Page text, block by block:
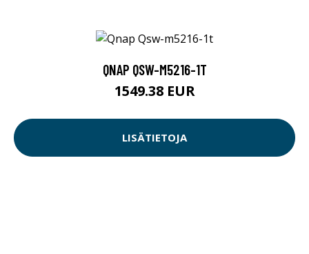
QNAP QSW-M5216-1T
1549.38 EUR
LISÄTIETOJA